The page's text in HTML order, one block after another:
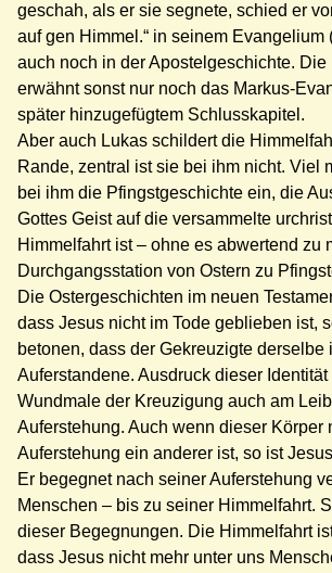
geschah, als er sie segnete, schied er
auf gen Himmel.“ in seinem Evangelium
auch noch in der Apostelgeschichte. Die
erwähnt sonst nur noch das Markus-
später hinzugefügtem Schlusskapitel.
Aber auch Lukas schildert die
Rande, zentral ist sie bei ihm nicht. Viel
bei ihm die Pfingstgeschichte ein, die
Gottes Geist auf die versammelte
Himmelfahrt ist – ohne es abwertend zu
Durchgangsstation von Ostern zu
Die Ostergeschichten im neuen
dass Jesus nicht im Tode geblieben ist,
betonen, dass der Gekreuzigte derselbe
Auferstandene. Ausdruck dieser
Wundmale der Kreuzigung auch am
Auferstehung. Auch wenn dieser Körper
Auferstehung ein anderer ist, so ist
Er begegnet nach seiner Auferstehung
Menschen – bis zu seiner Himmelfahrt.
dieser Begegnungen. Die Himmelfahrt
dass Jesus nicht mehr unter uns